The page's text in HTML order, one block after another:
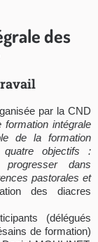
des
par la CND
formation intégrale
de la formation
objectifs :
progresser dans
pastorales et
des diacres
(délégués
de formation)